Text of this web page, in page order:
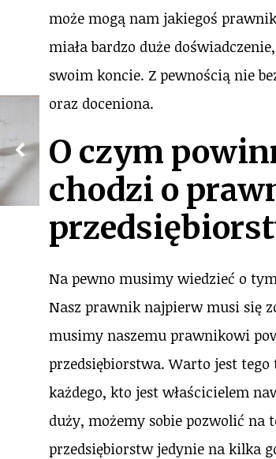
może mogą nam jakiegoś
miała bardzo duże
swoim koncie. Z pewnością nie
oraz doceniona.
O czym
chodzi o
Na pewno musimy wiedzieć o
Nasz prawnik najpierw musi się
musimy naszemu prawnikowi
przedsiębiorstwa. Warto jest
każdego, kto jest właścicielem
duży, możemy sobie pozwolić na
przedsiębiorstw jedynie na kilka